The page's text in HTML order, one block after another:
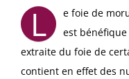
L
e foie de
est bénéfique
extraite du foie de
contient en effet des